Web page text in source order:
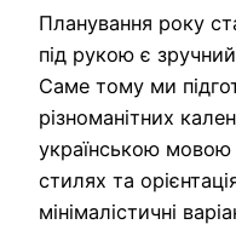
Планування року
під рукою є
Саме тому ми
різноманітних
українською
стилях та
мінімалістичні